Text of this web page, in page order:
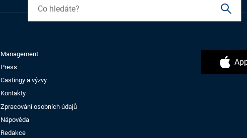
Management
Press
Castingy a výzvy
Kontakty
Zpracování osobních údajů
Nápověda
Redakce